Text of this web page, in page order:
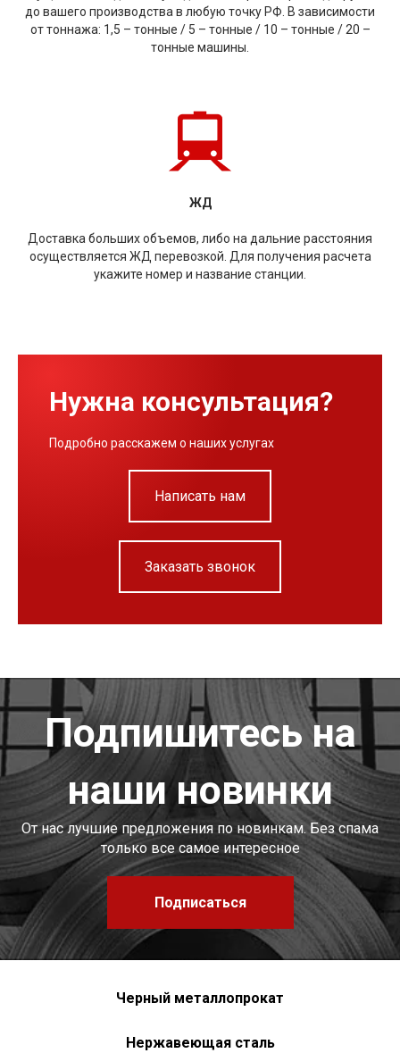
до вашего производства в любую точку РФ. В зависимости
от тоннажа: 1,5 – тонные / 5 – тонные / 10 – тонные / 20 –
тонные машины.
ЖД
Доставка больших объемов, либо на дальние расстояния
осуществляется ЖД перевозкой. Для получения расчета
укажите номер и название станции.
Нужна консультация?
Подробно расскажем о наших услугах
Написать нам
Заказать звонок
Подпишитесь на
наши новинки
От нас лучшие предложения по новинкам. Без спама
только все самое интересное
Подписаться
Черный металлопрокат
Нержавеющая сталь